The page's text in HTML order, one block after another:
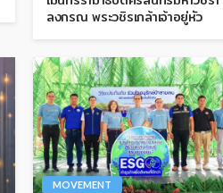
ลงกรณ พระวชิรเกล้าเจ้าอยู่หัว
MOVEMENT